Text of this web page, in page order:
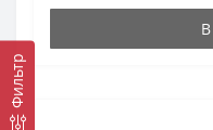
Фильтр